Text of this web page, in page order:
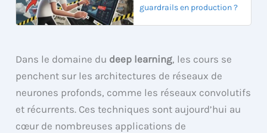
guardrails en production ?
Dans le domaine du deep learning, les cours se
penchent sur les architectures de réseaux de
neurones profonds, comme les réseaux convolutifs
et récurrents. Ces techniques sont aujourd’hui au
cœur de nombreuses applications de